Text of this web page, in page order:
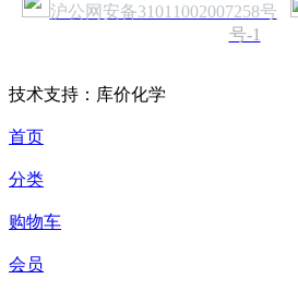
沪公网安备31011002007258号
号-1
技术支持：库价化学
首页
分类
购物车
会员